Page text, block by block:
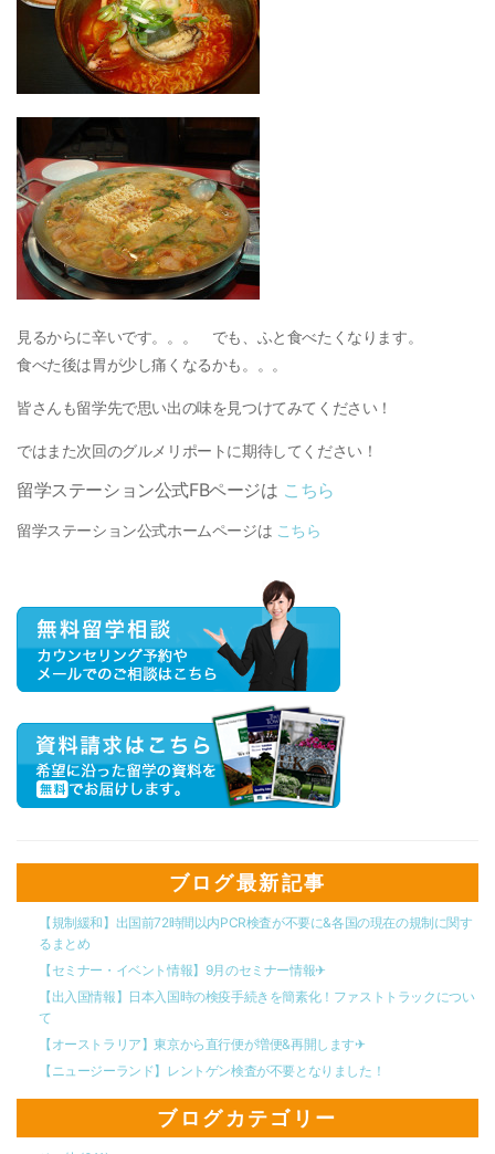
見るからに辛いです。。。 でも、ふと食べたくなります。
食べた後は胃が少し痛くなるかも。。。
皆さんも留学先で思い出の味を見つけてみてください！
ではまた次回のグルメリポートに期待してください！
留学ステーション公式FBページは こちら
留学ステーション公式ホームページは こちら
ブログ最新記事
【規制緩和】出国前72時間以内PCR検査が不要に&各国の現在の規制に関す
るまとめ
【セミナー・イベント情報】9月のセミナー情報✈︎
【出入国情報】日本入国時の検疫手続きを簡素化！ファストトラックについ
て
【オーストラリア】東京から直行便が増便&再開します✈︎
【ニュージーランド】レントゲン検査が不要となりました！
ブログカテゴリー